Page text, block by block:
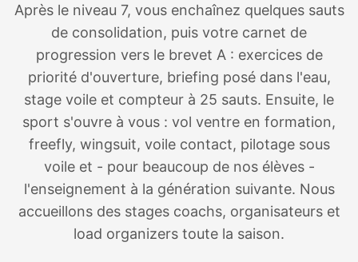
Après le niveau 7, vous enchaînez quelques sauts
de consolidation, puis votre carnet de
progression vers le brevet A : exercices de
priorité d'ouverture, briefing posé dans l'eau,
stage voile et compteur à 25 sauts. Ensuite, le
sport s'ouvre à vous : vol ventre en formation,
freefly, wingsuit, voile contact, pilotage sous
voile et - pour beaucoup de nos élèves -
l'enseignement à la génération suivante. Nous
accueillons des stages coachs, organisateurs et
load organizers toute la saison.